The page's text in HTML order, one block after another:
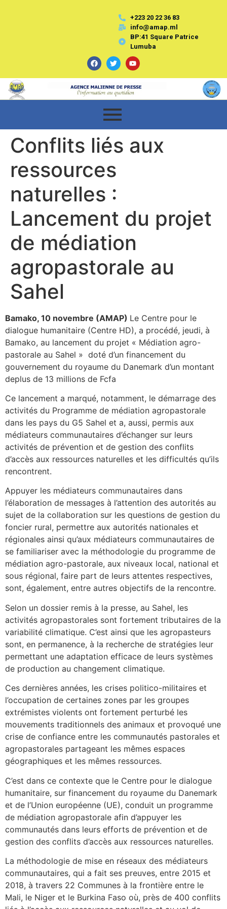
+223 20 22 36 83
info@amap.ml
BP:41 Square Patrice
Lumuba
Conflits liés aux
ressources
naturelles :
Lancement du projet
de médiation
agropastorale au
Sahel
Bamako, 10 novembre (AMAP) Le Centre pour le
dialogue humanitaire (Centre HD), a procédé, jeudi, à
Bamako, au lancement du projet « Médiation agro-
pastorale au Sahel » doté d’un financement du
gouvernement du royaume du Danemark d’un montant
deplus de 13 millions de Fcfa
Ce lancement a marqué, notamment, le démarrage des
activités du Programme de médiation agropastorale
dans les pays du G5 Sahel et a, aussi, permis aux
médiateurs communautaires d’échanger sur leurs
activités de prévention et de gestion des conflits
d’accès aux ressources naturelles et les difficultés qu’ils
rencontrent.
Appuyer les médiateurs communautaires dans
l’élaboration de messages à l’attention des autorités au
sujet de la collaboration sur les questions de gestion du
foncier rural, permettre aux autorités nationales et
régionales ainsi qu’aux médiateurs communautaires de
se familiariser avec la méthodologie du programme de
médiation agro-pastorale, aux niveaux local, national et
sous régional, faire part de leurs attentes respectives,
sont, également, entre autres objectifs de la rencontre.
Selon un dossier remis à la presse, au Sahel, les
activités agropastorales sont fortement tributaires de la
variabilité climatique. C’est ainsi que les agropasteurs
sont, en permanence, à la recherche de stratégies leur
permettant une adaptation efficace de leurs systèmes
de production au changement climatique.
Ces dernières années, les crises politico-militaires et
l’occupation de certaines zones par les groupes
extrémistes violents ont fortement perturbé les
mouvements traditionnels des animaux et provoqué une
crise de confiance entre les communautés pastorales et
agropastorales partageant les mêmes espaces
géographiques et les mêmes ressources.
C’est dans ce contexte que le Centre pour le dialogue
humanitaire, sur financement du royaume du Danemark
et de l’Union européenne (UE), conduit un programme
de médiation agropastorale afin d’appuyer les
communautés dans leurs efforts de prévention et de
gestion des conflits d’accès aux ressources naturelles.
La méthodologie de mise en réseaux des médiateurs
communautaires, qui a fait ses preuves, entre 2015 et
2018, à travers 22 Communes à la frontière entre le
Mali, le Niger et le Burkina Faso où, près de 400 conflits